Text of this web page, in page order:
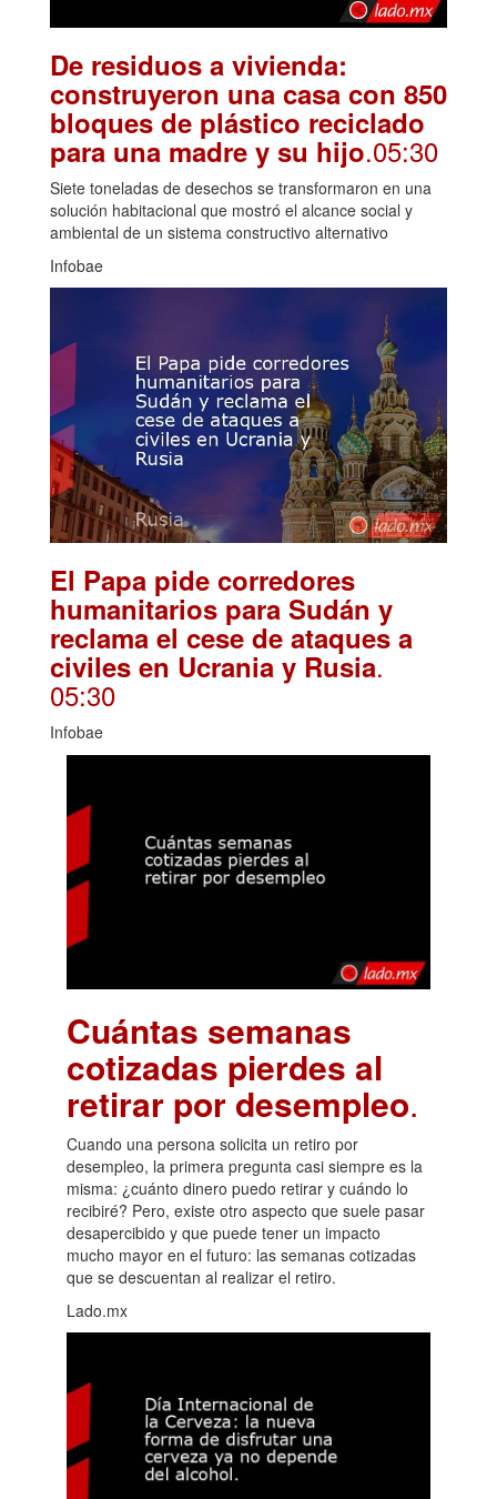
De residuos a vivienda:
construyeron una casa con 850
bloques de plástico reciclado
para una madre y su hijo.05:30
Siete toneladas de desechos se transformaron en una
solución habitacional que mostró el alcance social y
ambiental de un sistema constructivo alternativo
Infobae
El Papa pide corredores
humanitarios para Sudán y
reclama el cese de ataques a
civiles en Ucrania y Rusia.
05:30
Infobae
Cuántas semanas
cotizadas pierdes al
retirar por desempleo.
Cuando una persona solicita un retiro por
desempleo, la primera pregunta casi siempre es la
misma: ¿cuánto dinero puedo retirar y cuándo lo
recibiré? Pero, existe otro aspecto que suele pasar
desapercibido y que puede tener un impacto
mucho mayor en el futuro: las semanas cotizadas
que se descuentan al realizar el retiro.
Lado.mx